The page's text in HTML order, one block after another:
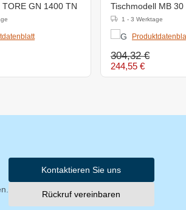
GN 1400 TN
Tischmodell MB
402x428x(H)500mm
1 - 3 Werktage
304,32 €
244,55 €
Kontaktieren Sie uns
Rückruf vereinbaren